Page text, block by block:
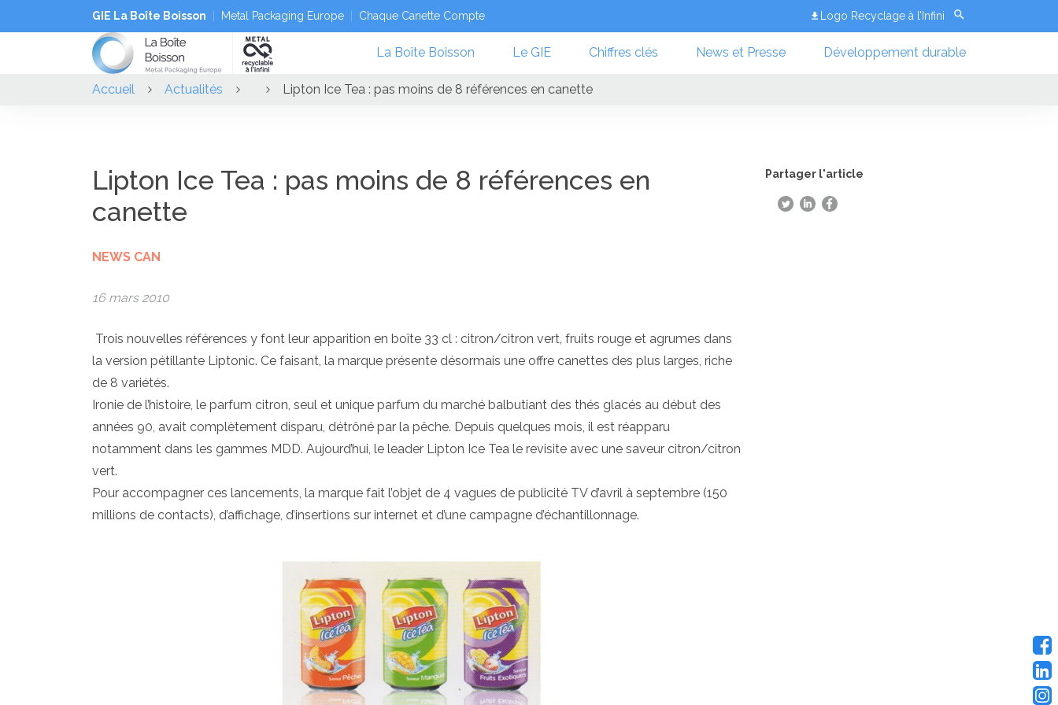
GIE La Boîte Boisson Metal Packaging Europe Chaque Canette Compte Logo Recyclage à l’Infini
La Boîte Boisson Le GIE Chiffres clés News et Presse Développement durable
Accueil Actualités Lipton Ice Tea : pas moins de 8 références en canette
Lipton Ice Tea : pas moins de 8 références en
canette
NEWS CAN
16 mars 2010
Trois nouvelles références y font leur apparition en boîte 33 cl : citron/citron vert, fruits rouge et agrumes dans
la version pétillante Liptonic. Ce faisant, la marque présente désormais une offre canettes des plus larges, riche
de 8 variétés.
Ironie de l’histoire, le parfum citron, seul et unique parfum du marché balbutiant des thés glacés au début des
années 90, avait complètement disparu, détrôné par la pêche. Depuis quelques mois, il est réapparu
notamment dans les gammes MDD. Aujourd’hui, le leader Lipton Ice Tea le revisite avec une saveur citron/citron
vert.
Pour accompagner ces lancements, la marque fait l’objet de 4 vagues de publicité TV d’avril à septembre (150
millions de contacts), d’affichage, d’insertions sur internet et d’une campagne d’échantillonnage.
Partager l'article